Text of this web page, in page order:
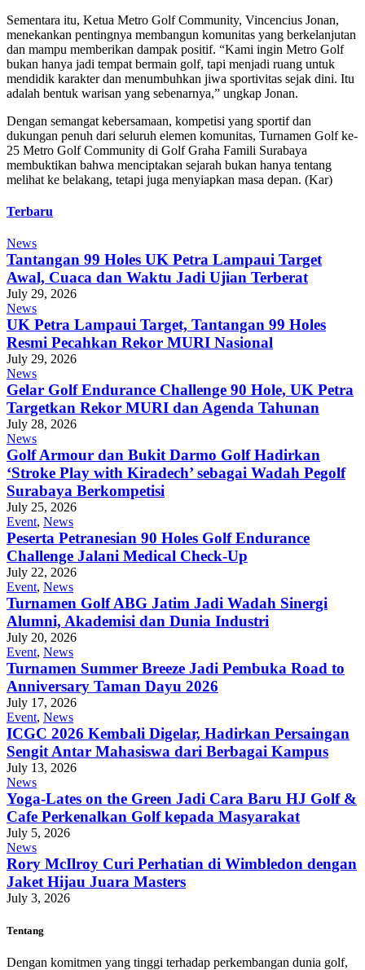
Sementara itu, Ketua Metro Golf Community, Vincencius Jonan,
menekankan pentingnya membangun komunitas yang berkelanjutan
dan mampu memberikan dampak positif. “Kami ingin Metro Golf
bukan hanya jadi tempat bermain golf, tapi menjadi ruang untuk
mendidik karakter dan menumbuhkan jiwa sportivitas sejak dini. Itu
adalah bentuk warisan yang sebenarnya,” ungkap Jonan.
Dengan semangat kebersamaan, kompetisi yang sportif dan
dukungan penuh dari seluruh elemen komunitas, Turnamen Golf ke-
25 Metro Golf Community di Golf Graha Famili Surabaya
membuktikan bahwa menciptakan sejarah bukan hanya tentang
melihat ke belakang, tetapi juga menyiapkan masa depan. (Kar)
Terbaru
News
Tantangan 99 Holes UK Petra Lampaui Target
Awal, Cuaca dan Waktu Jadi Ujian Terberat
July 29, 2026
News
UK Petra Lampaui Target, Tantangan 99 Holes
Resmi Pecahkan Rekor MURI Nasional
July 29, 2026
News
Gelar Golf Endurance Challenge 90 Hole, UK Petra
Targetkan Rekor MURI dan Agenda Tahunan
July 28, 2026
News
Golf Armour dan Bukit Darmo Golf Hadirkan
‘Stroke Play with Kiradech’ sebagai Wadah Pegolf
Surabaya Berkompetisi
July 25, 2026
Event, News
Peserta Petranesian 90 Holes Golf Endurance
Challenge Jalani Medical Check-Up
July 22, 2026
Event, News
Turnamen Golf ABG Jatim Jadi Wadah Sinergi
Alumni, Akademisi dan Dunia Industri
July 20, 2026
Event, News
Turnamen Summer Breeze Jadi Pembuka Road to
Anniversary Taman Dayu 2026
July 17, 2026
Event, News
ICGC 2026 Kembali Digelar, Hadirkan Persaingan
Sengit Antar Mahasiswa dari Berbagai Kampus
July 13, 2026
News
Yoga-Lates on the Green Jadi Cara Baru HJ Golf &
Cafe Perkenalkan Golf kepada Masyarakat
July 5, 2026
News
Rory McIlroy Curi Perhatian di Wimbledon dengan
Jaket Hijau Juara Masters
July 3, 2026
Tentang
Dengan komitmen yang tinggi terhadap perkembangan dunia golf,